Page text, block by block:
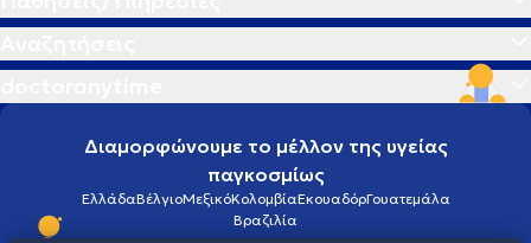
Διαμορφώνουμε το μέλλον της υγείας
παγκοσμίως
ΕλλάδαΒέλγιοΜεξικόΚολομβίαΕκουαδόρΓουατεμάλα
Βραζιλία